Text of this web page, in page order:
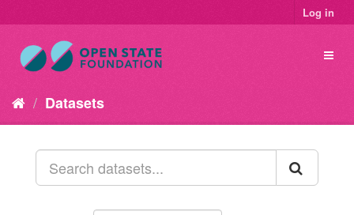
Log in
Datasets